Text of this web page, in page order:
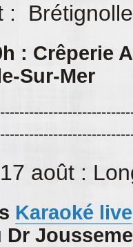
:
: Crêperie
Sur-Mer
17 août :
Karaoké live
Dr